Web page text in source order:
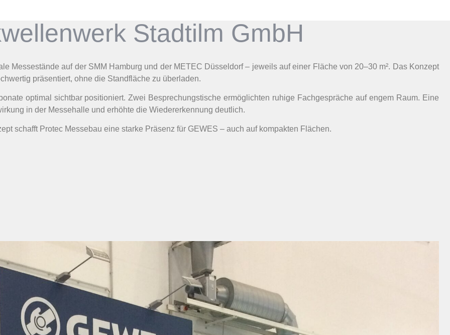
Stadtilm GmbH
Messestände auf der SMM Hamburg und der METEC Düsseldorf – jeweils auf einer Fläche von 20–30 m². Das Konzept
präsentiert, ohne die Standfläche zu überladen.
optimal sichtbar positioniert. Zwei Besprechungstische ermöglichten ruhige Fachgespräche auf engem Raum. Eine
in der Messehalle und erhöhte die Wiedererkennung deutlich.
schafft Protec Messebau eine starke Präsenz für GEWES – auch auf kompakten Flächen.